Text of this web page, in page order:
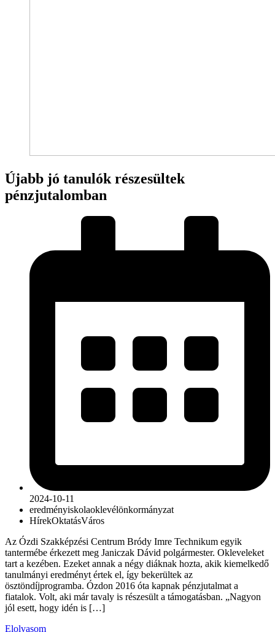
Újabb jó tanulók részesültek
pénzjutalomban
2024-10-11
eredményiskolaoklevélönkormányzat
HírekOktatásVáros
Az Ózdi Szakképzési Centrum Bródy Imre Technikum egyik
tantermébe érkezett meg Janiczak Dávid polgármester. Okleveleket
tart a kezében. Ezeket annak a négy diáknak hozta, akik kiemelkedő
tanulmányi eredményt értek el, így bekerültek az
ösztöndíjprogramba. Ózdon 2016 óta kapnak pénzjutalmat a
fiatalok. Volt, aki már tavaly is részesült a támogatásban. „Nagyon
jól esett, hogy idén is […]
Elolvasom